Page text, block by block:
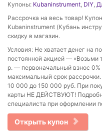
Купоны: Kubaninstrument, DIY,
Рассрочка на весь товар! Купон
Kubaninstrument (Кубань
скидку в магазин.
Условия: Не хватает денег на
постоянной акцией — «Возьми
р. — первоначальный взнос
максимальный срок
10 000 до 150 000 руб. При
карты НЕ ДЕЙСТВУЮТ!
специалиста при оформлении
Открыть купон